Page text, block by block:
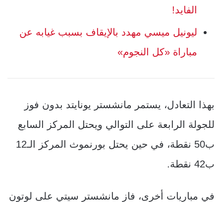
الفايد!
ليونيل ميسي مهدد بالإيقاف بسبب غيابه عن
مباراة «كل النجوم»
بهذا التعادل، يستمر مانشستر يونايتد بدون فوز
للجولة الرابعة على التوالي ويحتل المركز السابع
ب50 نقطة، في حين يحتل بورنموث المركز الـ12
ب42 نقطة.
في مباريات أخرى، فاز مانشستر سيتي على لوتون